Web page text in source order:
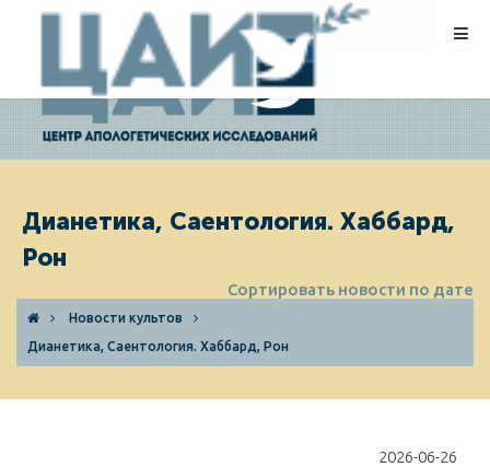
ПОЖЕРТВОВАНИЯ
Дианетика, Саентология. Хаббард,
Рон
Сортировать новости по дате
Новости культов
Дианетика, Саентология. Хаббард, Рон
2026-06-26